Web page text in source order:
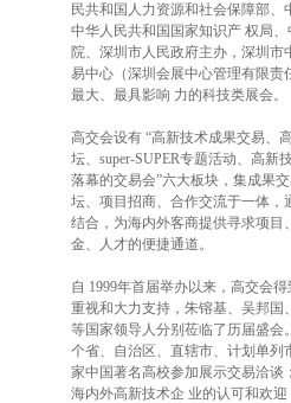
民共和国人力资源和社会保障部、
中华人民共和国国家知识产 权局
院、深圳市人民政府主办，深圳市
易中心（深圳会展中心管理有限责
最大、最具影响 力的科技类展会。
高交会设有 “高新技术成果交易、
坛、super-SUPER专题活动、高新
落幕的交易会”六大板块，集成果
坛、项目招商、合作交流于一体，
结合，为海内外客商提供寻求项目
金、人才的便捷通道。
自 1999年首届举办以来，高交会
重视和大力支持，朱镕基、吴邦国
等国家领导人分别莅临了历届盛会
个省、自治区、直辖市、计划单列
家中国著名高校参加展示交易洽谈
海内外高新技术企 业的认可和欢